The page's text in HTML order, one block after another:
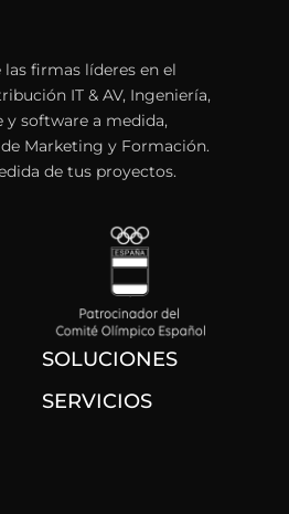
firmas líderes en el
IT & AV, Ingeniería,
y software a medida,
Marketing y Formación.
de tus proyectos.
SOLUCIONES
SERVICIOS